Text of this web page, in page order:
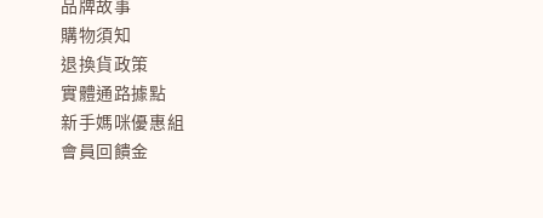
購物須知
退換貨政策
實體通路據點
新手媽咪優惠組
會員回饋金